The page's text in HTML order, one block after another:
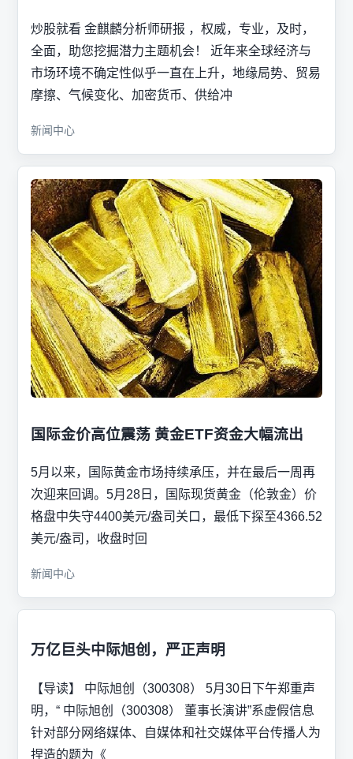
炒股就看 金麒麟分析师研报 ，权威，专业，及时，
全面，助您挖掘潜力主题机会！ 近年来全球经济与
市场环境不确定性似乎一直在上升，地缘局势、贸易
摩擦、气候变化、加密货币、供给冲
新闻中心
国际金价高位震荡 黄金ETF资金大幅流出
5月以来，国际黄金市场持续承压，并在最后一周再
次迎来回调。5月28日，国际现货黄金（伦敦金）价
格盘中失守4400美元/盎司关口，最低下探至4366.52
美元/盎司，收盘时回
新闻中心
万亿巨头中际旭创，严正声明
【导读】 中际旭创（300308） 5月30日下午郑重声
明，“ 中际旭创（300308） 董事长演讲”系虚假信息
针对部分网络媒体、自媒体和社交媒体平台传播人为
捏造的题为《